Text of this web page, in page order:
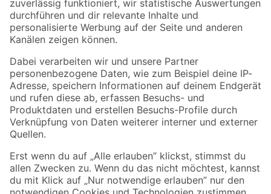
Zur Newsletter Anmeldung
Folge uns
Zahlungsarten Versandarten
Sicher einkaufen
Jetzt die toom-App herunterladen